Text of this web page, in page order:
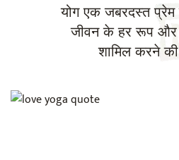
योग एक जबरदस्त
जीवन के हर रूप
शामिल करने